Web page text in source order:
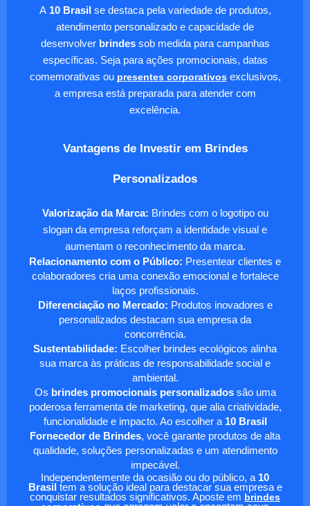
A10 Brasilse destaca pela variedade de produtos,
atendimento personalizado e capacidade de
desenvolver brindessob medida para campanhas
específicas. Seja para ações promocionais, datas
comemorativas ou presentes corporativosexclusivos,
a empresa está preparada para atender com
excelência.
Vantagens de Investir em Brindes
Personalizados
Valorização da Marca: Brindes com o logotipo ou
slogan da empresa reforçam a identidade visual e
aumentam o reconhecimento da marca.
Relacionamento com o Público: Presentear clientes e
colaboradores cria uma conexão emocional e fortalece
laços profissionais.
Diferenciação no Mercado: Produtos inovadores e
personalizados destacam sua empresa da
concorrência.
Sustentabilidade: Escolher brindes ecológicos alinha
sua marca às práticas de responsabilidade social e
ambiental.
Os brindes promocionais personalizadossão uma
poderosa ferramenta de marketing, que alia criatividade,
funcionalidade e impacto. Ao escolher a 10 Brasil
Fornecedor de Brindes, você garante produtos de alta
qualidade, soluções personalizadas e um atendimento
impecável.
Independentemente da ocasião ou do público, a 10
Brasil tem a solução ideal para destacar sua empresa e
conquistar resultados significativos. Aposte em brindes